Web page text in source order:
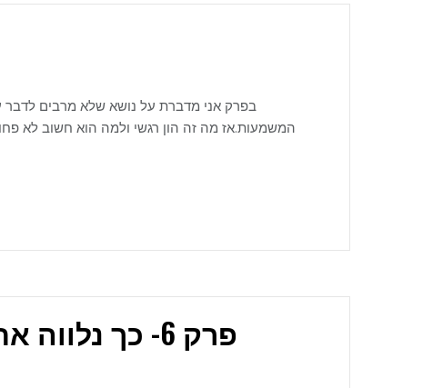
בפרק אני מדברת על נושא שלא מרבים לדבר
המשמעות.אז מה זה הון רגשי ולמה הוא חשוב לא
פרק 6- כך נלווה את ילדינו הבוגרים בעולם הפיננסי